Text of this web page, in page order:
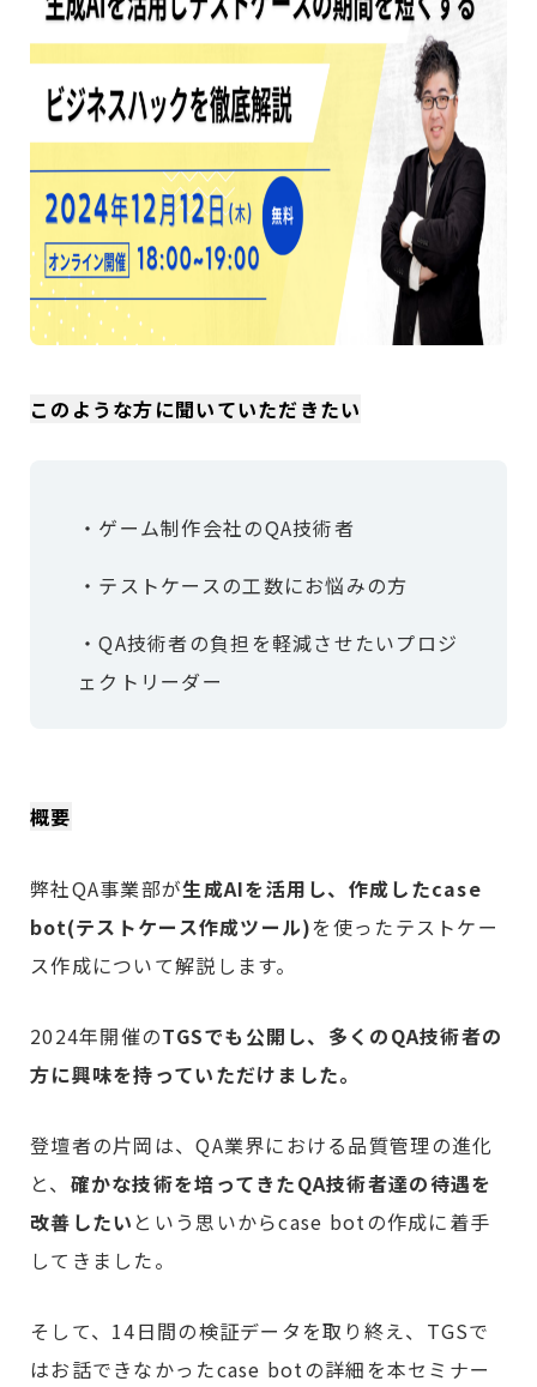
このような方に聞いていただきたい
・ゲーム制作会社のQA技術者
・テストケースの工数にお悩みの方
・QA技術者の負担を軽減させたいプロジ
ェクトリーダー
概要
弊社QA事業部が生成AIを活用し、作成したcase
bot(テストケース作成ツール)を使ったテストケー
ス作成について解説します。
2024年開催のTGSでも公開し、多くのQA技術者の
方に興味を持っていただけました。
登壇者の片岡は、QA業界における品質管理の進化
と、 確かな技術を培ってきたQA技術者達の待遇を
改善したい という思いからcase botの作成に着手
してきました。
そして、14日間の検証データを取り終え、TGSで
はお話できなかったcase botの詳細を本セミナー